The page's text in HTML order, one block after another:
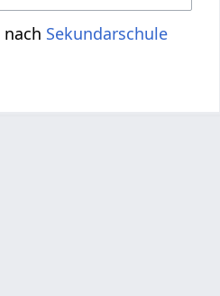
nach Sekundarschule